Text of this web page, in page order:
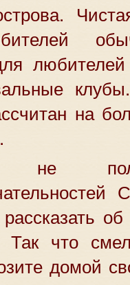
на
Так что
домой